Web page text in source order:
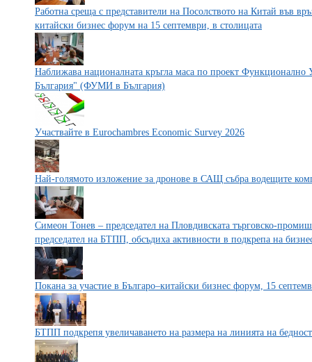
Работна среща с представители на Посолството на Китай във
китайски бизнес форум на 15 септември, в столицата
Наближава националната кръгла маса по проект
България" (ФУМИ в България)
Участвайте в Eurochambres Economic Survey 2026
Най-голямото изложение за дронове в САЩ събра водещите
Симеон Тонев – председател на Пловдивската търговско-
председател на БТПП, обсъдиха активности в подкрепа на
Покана за участие в Българо–китайски бизнес форум, 15
БТПП подкрепя увеличаването на размера на линията на